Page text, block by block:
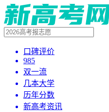
口碑评价
985
双一流
几本大学
历年分数
新高考资讯